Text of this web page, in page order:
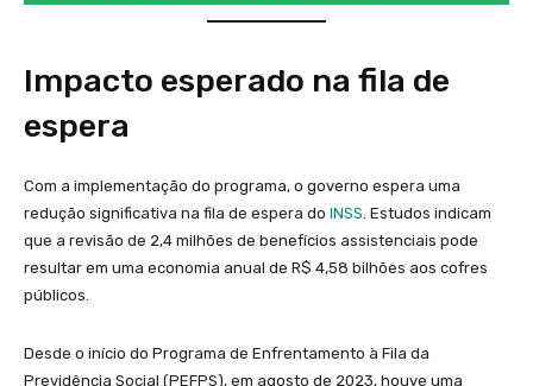
Impacto esperado na fila de
espera
Com a implementação do programa, o governo espera uma
redução significativa na fila de espera do INSS. Estudos indicam
que a revisão de 2,4 milhões de benefícios assistenciais pode
resultar em uma economia anual de R$ 4,58 bilhões aos cofres
públicos.
Desde o início do Programa de Enfrentamento à Fila da
Previdência Social (PEFPS), em agosto de 2023, houve uma